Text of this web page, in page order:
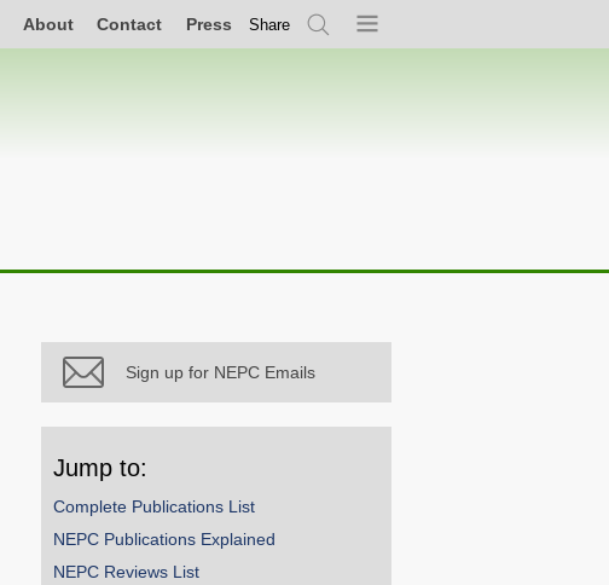
About Contact Press Share
SearchMenu
Sign up for NEPC Emails
Jump to:
Complete Publications List
NEPC Publications Explained
NEPC Reviews List